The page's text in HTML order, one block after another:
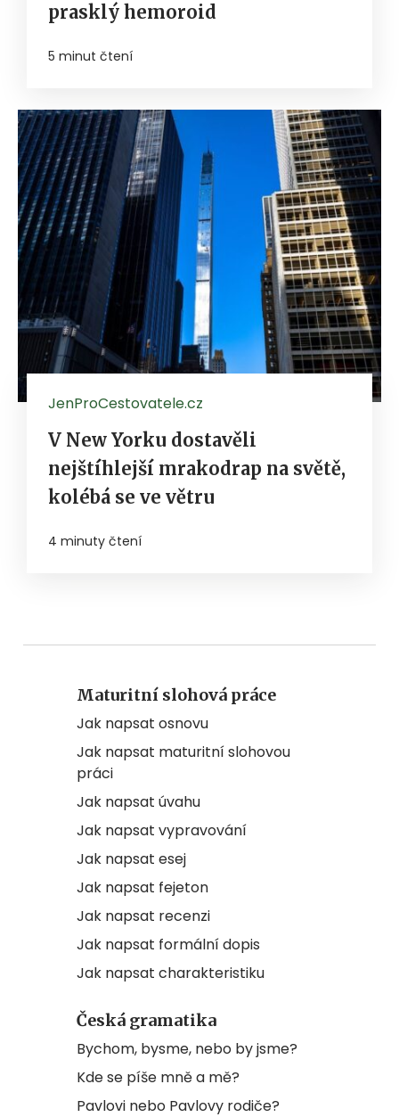
prasklý hemoroid
5 minut čtení
JenProCestovatele.cz
V New Yorku dostavěli
nejštíhlejší mrakodrap na světě,
kolébá se ve větru
4 minuty čtení
Maturitní slohová práce
Jak napsat osnovu
Jak napsat maturitní slohovou
práci
Jak napsat úvahu
Jak napsat vypravování
Jak napsat esej
Jak napsat fejeton
Jak napsat recenzi
Jak napsat formální dopis
Jak napsat charakteristiku
Česká gramatika
Bychom, bysme, nebo by jsme?
Kde se píše mně a mě?
Pavlovi nebo Pavlovy rodiče?